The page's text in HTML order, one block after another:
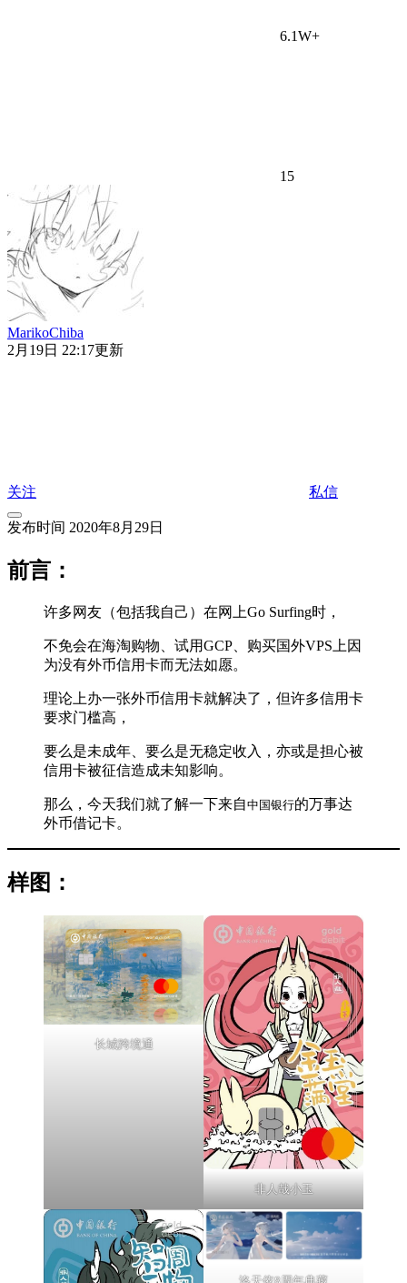
6.1W+
15
MarikoChiba
2月19日 22:17更新
关注 私信
发布时间 2020年8月29日
前言：
许多网友（包括我自己）在网上Go Surfing时，
不免会在海淘购物、试用GCP、购买国外VPS上因
为没有外币信用卡而无法如愿。
理论上办一张外币信用卡就解决了，但许多信用卡
要求门槛高，
要么是未成年、要么是无稳定收入，亦或是担心被
信用卡被征信造成未知影响。
那么，今天我们就了解一下来自中国银行的万事达
外币借记卡。
样图：
长城跨境通
非人哉小玉